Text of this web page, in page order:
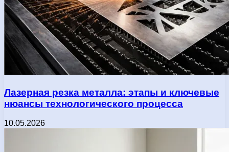
Лазерная резка металла: этапы и ключевые
нюансы технологического процесса
10.05.2026